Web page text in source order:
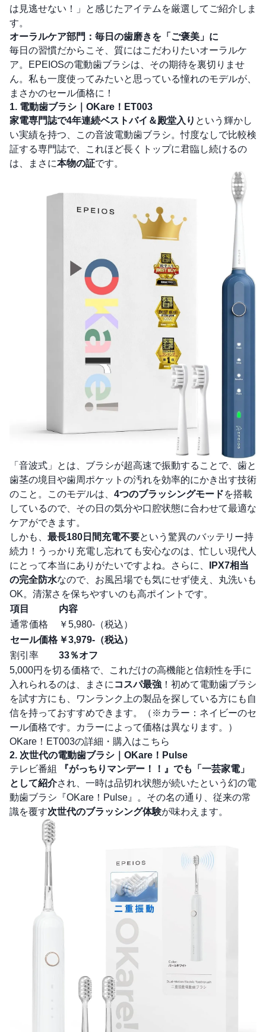
は見逃せない！」と感じたアイテムを厳選してご紹介しま
す。
オーラルケア部門：毎日の歯磨きを「ご褒美」に
毎日の習慣だからこそ、質にはこだわりたいオーラルケ
ア。EPEIOSの電動歯ブラシは、その期待を裏切りませ
ん。私も一度使ってみたいと思っている憧れのモデルが、
まさかのセール価格に！
1. 電動歯ブラシ｜OKare！ET003
家電専門誌で4年連続ベストバイ＆殿堂入り という輝かし
い実績を持つ、この音波電動歯ブラシ。忖度なしで比較検
証する専門誌で、これほど長くトップに君臨し続けるの
は、まさに本物の証です。
「音波式」とは、ブラシが超高速で振動することで、歯と
歯茎の境目や歯周ポケットの汚れを効率的にかき出す技術
のこと。このモデルは、 4つのブラッシングモードを搭載
しているので、その日の気分や口腔状態に合わせて最適な
ケアができます。
しかも、 最長180日間充電不要という驚異のバッテリー持
続力！うっかり充電し忘れても安心なのは、忙しい現代人
にとって本当にありがたいですよね。さらに、
IPX7相当
の完全防水なので、お風呂場でも気にせず使え、丸洗いも
OK。清潔さを保ちやすいのも高ポイントです。
項目
内容
通常価格
￥5,980-（税込）
セール価格 ￥3,979-（税込）
割引率
33％オフ
5,000円を切る価格で、これだけの高機能と信頼性を手に
入れられるのは、まさに コスパ最強 ！初めて電動歯ブラシ
を試す方にも、ワンランク上の製品を探している方にも自
信を持っておすすめできます。（※カラー：ネイビーのセ
ール価格です。カラーによって価格は異なります。）
OKare！ET003の詳細・購入はこちら
2. 次世代の電動歯ブラシ｜OKare！Pulse
テレビ番組
『がっちりマンデー！！』でも「一芸家電」
として紹介され、一時は品切れ状態が続いたという幻の電
動歯ブラシ『OKare！Pulse』。その名の通り、従来の常
識を覆す次世代のブラッシング体験が味わえます。